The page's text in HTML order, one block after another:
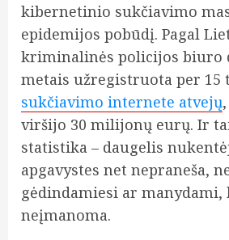
kibernetinio sukčiavimo
epidemijos pobūdį. Pagal
kriminalinės policijos biuro
metais užregistruota per 15
sukčiavimo internete atvejų
viršijo 30 milijonų eurų. Ir
statistika – daugelis
apgavystes net nepraneša,
gėdindamiesi ar manydami,
neįmanoma.